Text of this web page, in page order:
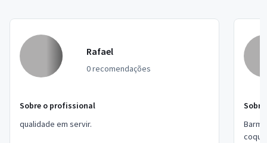
Rafael
0 recomendações
Sobre o profissional
qualidade em servir.